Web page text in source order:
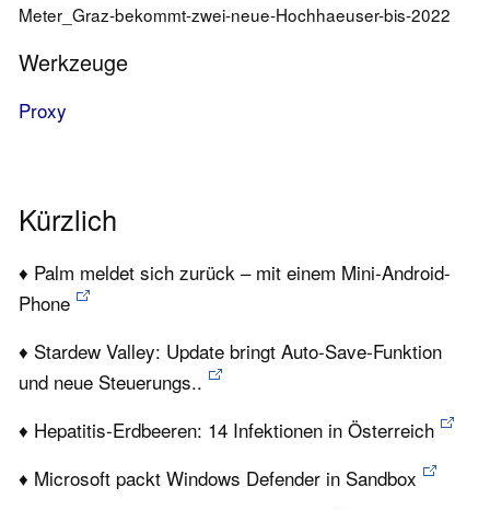
Meter_Graz-bekommt-zwei-neue-Hochhaeuser-bis-2022
Werkzeuge
Proxy
Kürzlich
♦ Palm meldet sich zurück – mit einem Mini-Android-
Phone
♦ Stardew Valley: Update bringt Auto-Save-Funktion
und neue Steuerungs..
♦ Hepatitis-Erdbeeren: 14 Infektionen in Österreich
♦ Microsoft packt Windows Defender in Sandbox